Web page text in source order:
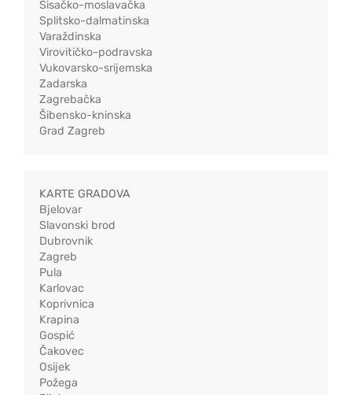
Sisačko-moslavačka
Splitsko-dalmatinska
Varaždinska
Virovitičko-podravska
Vukovarsko-srijemska
Zadarska
Zagrebačka
Šibensko-kninska
Grad Zagreb
KARTE GRADOVA
Bjelovar
Slavonski brod
Dubrovnik
Zagreb
Pula
Karlovac
Koprivnica
Krapina
Gospić
Čakovec
Osijek
Požega